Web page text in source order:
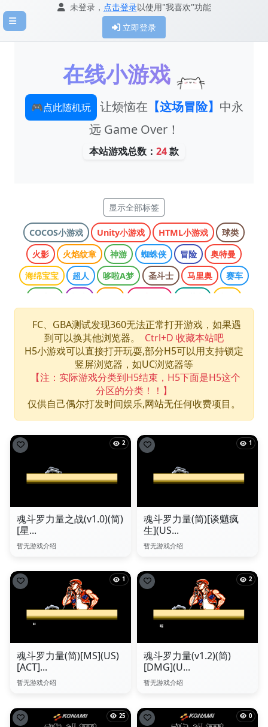
未登录， 点击登录以使用"我喜欢"功能
立即登录
在线小游戏
🎮点此随机玩 让烦恼在 【这场冒险】 中永
远 Game Over！
本站游戏总数： 24款
显示全部标签
COCOS小游戏 Unity小游戏 HTML小游戏
球类
火影
火焰纹章 神游 蜘蛛侠 冒险
奥特曼
海绵宝宝
超人 哆啦A梦 圣斗士 马里奥
赛车
口袋妖怪
侠盗猎车 光明之魂 哈利波特
忍者神龟
快打旋风
拳皇 数码宝贝 最终幻想
洛克人
海贼王
游戏王
FC、GBA测试发现360无法正常打开游戏，如果遇
到可以换其他浏览器。
Ctrl+D 收藏本站吧
H5小游戏可以直接打开玩耍,部分H5可以用支持锁定
竖屏浏览器，如UC浏览器等
【注：实际游戏分类到H5结束，H5下面是H5这个
分区的分类！！】
仅供自己偶尔打发时间娱乐,网站无任何收费项目。
2
魂斗罗力量之战(v1.0)(简)
[星...
暂无游戏介绍
1
魂斗罗力量(简)[谈魈疯
生](US...
暂无游戏介绍
1
魂斗罗力量(简)[MS](US)
[ACT]...
暂无游戏介绍
2
魂斗罗力量(v1.2)(简)
[DMG](U...
暂无游戏介绍
25 0